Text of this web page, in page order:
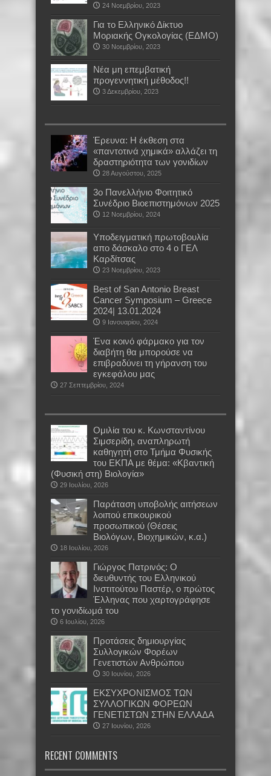
24 Νοεμβρίου, 2023
Για το Ελληνικό Δίκτυο
Μοριακής Ογκολογίας (ΕΔΜΟ)
30 Νοεμβρίου, 2023
Νέα μη επεμβατική
προγεννητική μέθοδος!!
3 Δεκεμβρίου, 2023
Έρευνα: Η έκθεση στα
«παντοτινά χημικά» αλλάζει τη
δραστηριότητα των γονιδίων
28 Αυγούστου, 2025
3o Πανελλήνιο Φοιτητικό
Συνέδριο Βιοεπιστημόνων 2025
12 Νοεμβρίου, 2024
Yποδειγματική πρωτοβουλία
απο δάσκαλο στο 4 ο ΓΕΛ
Καρδίτσας
23 Νοεμβρίου, 2023
Best of San Antonio Breast
Cancer Symposium – Greece
2024| 13.01.2024
9 Ιανουαρίου, 2024
Ένα κοινό φάρμακο για τον
διαβήτη θα μπορούσε να
επιβραδύνει τη γήρανση του
εγκεφάλου μας
27 Σεπτεμβρίου, 2024
Oμιλία του κ. Κωνσταντίνου
Σιμσερίδη, αναπληρωτή
καθηγητή στο Τμήμα Φυσικής
του ΕΚΠΑ με θέμα: «Κβαντική
(Φυσική στη) Βιολογία»
29 Ιουλίου, 2026
Παράταση υποβολής αιτήσεων
λοιπού επικουρικού
προσωπικού (Θέσεις
Βιολόγων, Βιοχημικών, κ.α.)
18 Ιουλίου, 2026
Γιώργος Πατρινός: Ο
διευθυντής του Ελληνικού
Ινστιτούτου Παστέρ, ο πρώτος
Έλληνας που χαρτογράφησε
το γονιδίωμά του
6 Ιουλίου, 2026
Προτάσεις δημιουργίας
Συλλογικών Φορέων
Γενετιστών Ανθρώπου
30 Ιουνίου, 2026
EKΣΥΧΡΟΝΙΣΜΟΣ ΤΩΝ
ΣΥΛΛΟΓΙΚΩΝ ΦΟΡΕΩΝ
ΓΕΝΕΤΙΣΤΩΝ ΣΤΗΝ ΕΛΛΑΔΑ
27 Ιουνίου, 2026
RECENT COMMENTS